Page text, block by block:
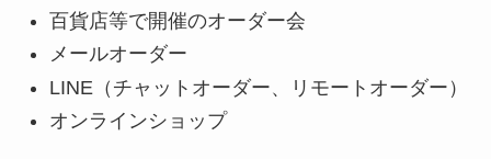
百貨店等で開催のオーダー会
メールオーダー
LINE（チャットオーダー、リモートオーダー）
オンラインショップ